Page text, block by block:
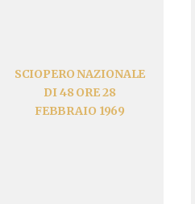
SCIOPERO NAZIONALE
DI 48 ORE 28
FEBBRAIO 1969